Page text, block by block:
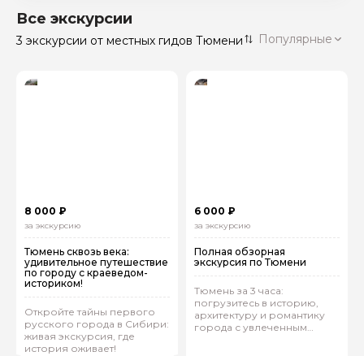
Санкт-Петербург 50 экскурсий
Россия
Все экскурсии
3 экскурсии от местных гидов Тюмени Популярные
8 000 ₽
за экскурсию
Тюмень сквозь века:
удивительное путешествие
по городу с краеведом-
историком!
Откройте тайны первого
русского города в Сибири:
живая экскурсия, где
история оживает!
6 000 ₽
за экскурсию
Полная обзорная
экскурсия по Тюмени
Тюмень за 3 часа:
погрузитесь в историю,
архитектуру и романтику
города с увлеченным